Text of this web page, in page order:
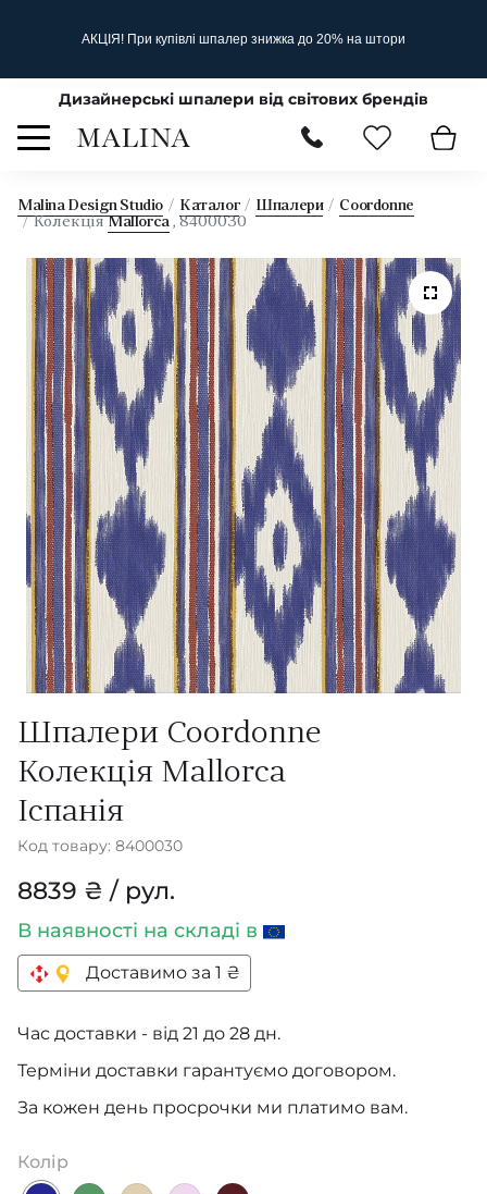
АКЦІЯ! При купівлі шпалер знижка до 20% на штори
Дизайнерські шпалери від світових брендів
Malina Design Studio Каталог Шпалери
Coordonne
Колекція Mallorca, 8400030
Шпалери Coordonne
Колекція Mallorca
Іспанія
Код товару: 8400030
8839 ₴ / рул.
В наявності на складі в
Доставимо за 1 ₴
Час доставки - від 21 до 28 дн.
Терміни доставки гарантуємо договором.
За кожен день просрочки ми платимо вам.
Колір